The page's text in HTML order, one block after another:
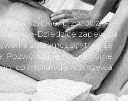
Ci na szybkiej przygodzie
Dziedzice zapewnia
znajomości, które są
Pozwól sobie na odrobinę
co naprawdę rozgrzewa